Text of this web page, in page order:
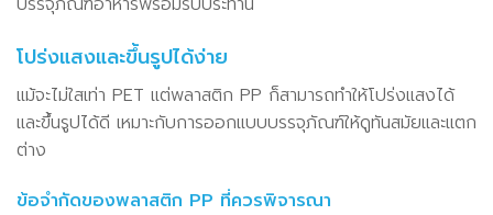
โปร่งแสงและขึ้นรูปได้ง่าย
แม้จะไม่ใสเท่า PET แต่พลาสติก PP ก็สามารถทำให้โปร่งแสงได้
และขึ้นรูปได้ดี เหมาะกับการออกแบบบรรจุภัณฑ์ให้ดูทันสมัยและแตก
ต่าง
ข้อจำกัดของพลาสติก PP ที่ควรพิจารณา